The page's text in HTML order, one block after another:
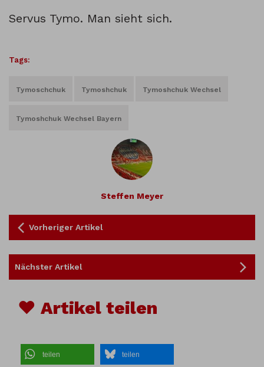
Servus Tymo. Man sieht sich.
Tags:
Tymoschchuk Tymoshchuk Tymoshchuk Wechsel
Tymoshchuk Wechsel Bayern
Steffen Meyer
Vorheriger Artikel
Nächster Artikel
♥ Artikel teilen
teilen teilen